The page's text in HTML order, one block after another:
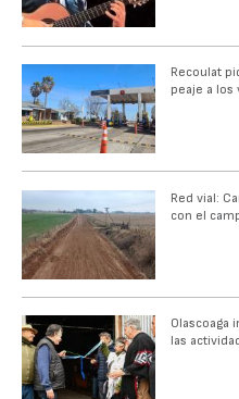
Recoulat
peaje a los
Red vial:
con el
Olascoaga
las